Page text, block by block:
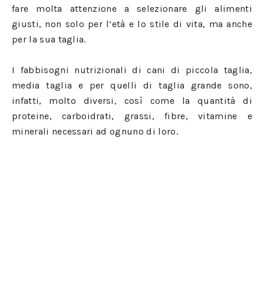
fare molta attenzione a selezionare gli alimenti
giusti, non solo per l’età e lo stile di vita, ma anche
per la sua taglia.
I fabbisogni nutrizionali di cani di piccola taglia,
media taglia e per quelli di taglia grande sono,
infatti, molto diversi, così come la quantità di
proteine, carboidrati, grassi, fibre, vitamine e
minerali necessari ad ognuno di loro.